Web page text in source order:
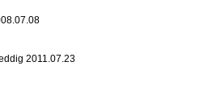
2011.07.23